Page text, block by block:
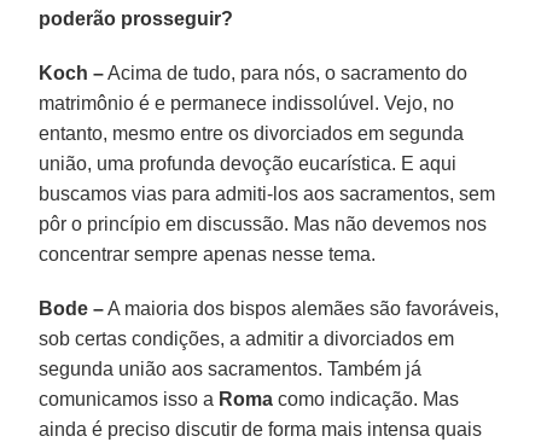
poderão prosseguir?
Koch –Acima de tudo, para nós, o sacramento do
matrimônio é e permanece indissolúvel. Vejo, no
entanto, mesmo entre os divorciados em segunda
união, uma profunda devoção eucarística. E aqui
buscamos vias para admiti-los aos sacramentos, sem
pôr o princípio em discussão. Mas não devemos nos
concentrar sempre apenas nesse tema.
Bode –A maioria dos bispos alemães são favoráveis,
sob certas condições, a admitir a divorciados em
segunda união aos sacramentos. Também já
comunicamos isso a Roma como indicação. Mas
ainda é preciso discutir de forma mais intensa quais